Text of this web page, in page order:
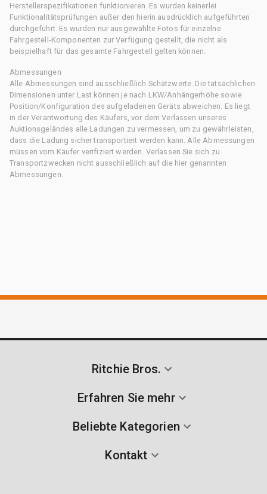
Herstellerspezifikationen funktionieren. Es wurden keinerlei
Funktionalitätsprüfungen außer den hierin ausdrücklich aufgeführten
durchgeführt. Es wurden nur ausgewählte Fotos für einzelne
Fahrgestell-Komponenten zur Verfügung gestellt, die nicht als
beispielhaft für das gesamte Fahrgestell gelten können.
Abmessungen
Alle Abmessungen sind ausschließlich Schätzwerte. Die tatsächlichen
Dimensionen unter Last können je nach LKW/Anhängerhöhe sowie
Position/Konfiguration des aufgeladenen Geräts abweichen. Es liegt
in der Verantwortung des Käufers, vor dem Verlassen unseres
Auktionsgeländes alle Ladungen zu vermessen, um zu gewährleisten,
dass die Ladung sicher transportiert werden kann. Alle Abmessungen
müssen vom Käufer verifiziert werden. Verlassen Sie sich zu
Transportzwecken nicht ausschließlich auf die hier genannten
Abmessungen.
Ritchie Bros.
Erfahren Sie mehr
Beliebte Kategorien
Kontakt